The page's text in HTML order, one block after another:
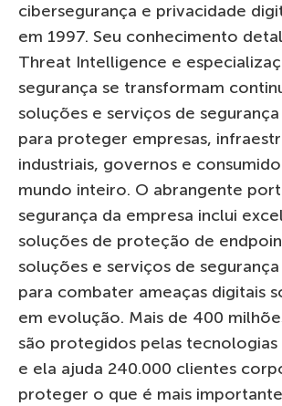
cibersegurança e privacidade
em 1997. Seu conhecimento
Threat Intelligence e
segurança se transformam
soluções e serviços de
para proteger empresas,
industriais, governos e
mundo inteiro. O abrangente
segurança da empresa inclui
soluções de proteção de
soluções e serviços de
para combater ameaças digitais
em evolução. Mais de 400
são protegidos pelas tecnologias
e ela ajuda 240.000 clientes
proteger o que é mais